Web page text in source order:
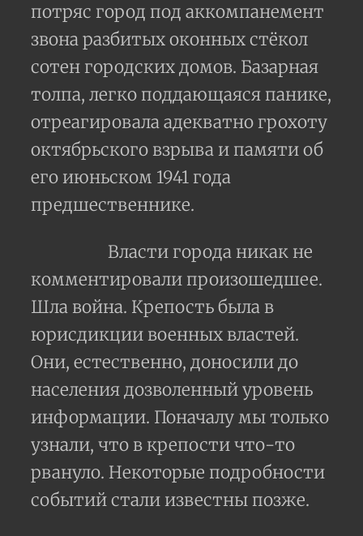
потряс город под аккомпанемент
звона разбитых оконных стёкол
сотен городских домов. Базарная
толпа, легко поддающаяся панике,
отреагировала адекватно грохоту
октябрьского взрыва и памяти об
его июньском 1941 года
предшественнике.
Власти города никак не
комментировали произошедшее.
Шла война. Крепость была в
юрисдикции военных властей.
Они, естественно, доносили до
населения дозволенный уровень
информации. Поначалу мы только
узнали, что в крепости что-то
рвануло. Некоторые подробности
событий стали известны позже.